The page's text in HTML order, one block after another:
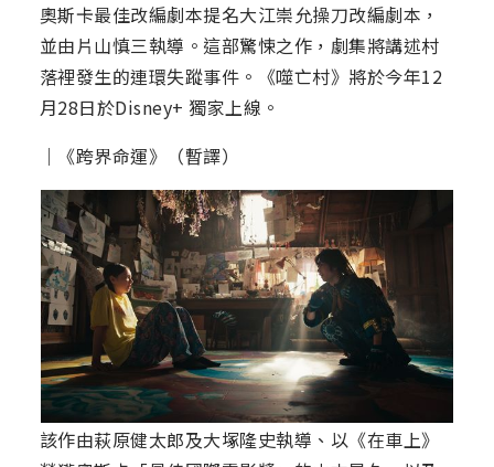
奧斯卡最佳改編劇本提名大江崇允操刀改編劇本，
並由片山慎三執導。這部驚悚之作，劇集將講述村
落裡發生的連環失蹤事件。《噬亡村》將於今年12
月28日於Disney+ 獨家上線。
｜《跨界命運》（暫譯）
該作由萩原健太郎及大塚隆史執導、以《在車上》